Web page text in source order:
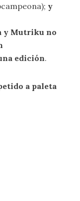
y
y Mutriku no
edición.
a paleta